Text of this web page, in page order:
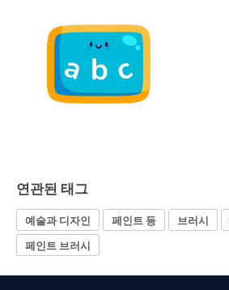
연관된 태그
예술과 디자인 페인트 등 브러시
페인트 브러시